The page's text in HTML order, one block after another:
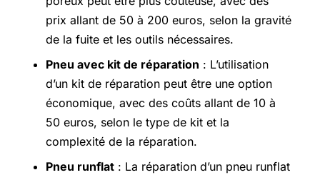
prix allant de 50 à 200 euros, selon la gravité
de la fuite et les outils nécessaires.
Pneu avec kit de réparation : L’utilisation
d’un kit de réparation peut être une option
économique, avec des coûts allant de 10 à
50 euros, selon le type de kit et la
complexité de la réparation.
Pneu runflat : La réparation d’un pneu runflat